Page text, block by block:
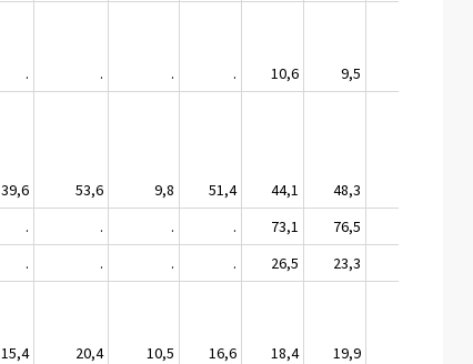
. . . . 10,6
9,5
39,6 53,6 9,8 51,4 44,1 48,3
. . . . 73,1
76,5
. . . . 26,5
23,3
15,4 20,4 10,5 16,6 18,4 19,9